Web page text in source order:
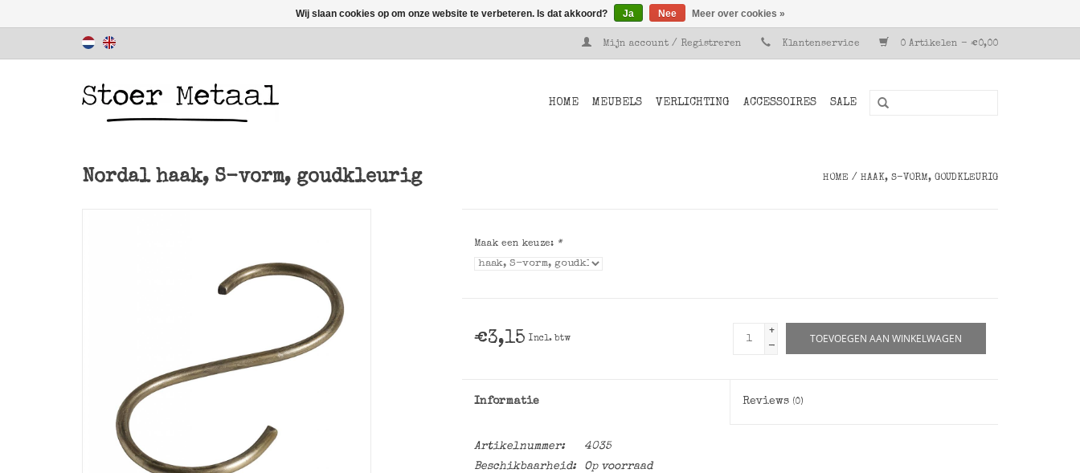
Mijn account / Registreren Klantenservice 0 Artikelen - €0,00
HOME MEUBELS VERLICHTING ACCESSOIRES SALE
Nordal haak, S-vorm, goudkleurig HOME / HAAK, S-VORM, GOUDKLEURIG
Maak een keuze: *
€3,15 Incl. btw
+
-
TOEVOEGEN AAN WINKELWAGEN
Informatie Reviews (0)
Artikelnummer:
4035
Beschikbaarheid:
Op voorraad
Wij slaan cookies op om onze website te verbeteren. Is dat akkoord? Ja Nee Meer over cookies »